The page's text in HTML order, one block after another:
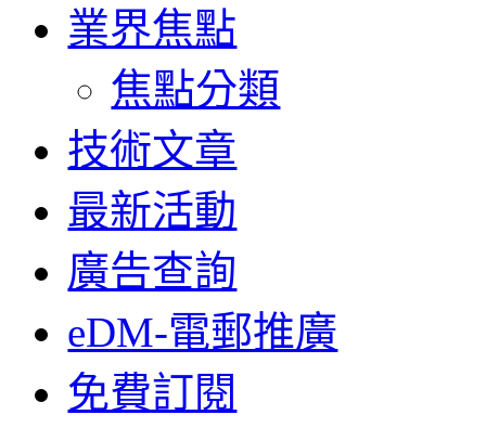
業界焦點
焦點分類
技術文章
最新活動
廣告查詢
eDM-電郵推廣
免費訂閱